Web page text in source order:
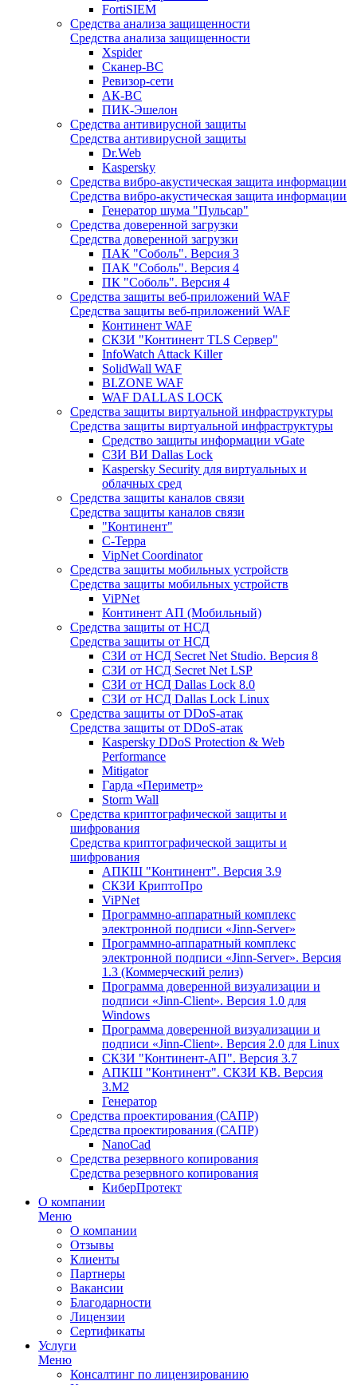
FortiSIEM
Средства анализа защищенности
Средства анализа защищенности
Xspider
Сканер-ВС
Ревизор-сети
АК-ВС
ПИК-Эшелон
Средства антивирусной защиты
Средства антивирусной защиты
Dr.Web
Kaspersky
Средства вибро-акустическая защита информации
Средства вибро-акустическая защита информации
Генератор шума "Пульсар"
Средства доверенной загрузки
Средства доверенной загрузки
ПАК "Соболь". Версия 3
ПАК "Соболь". Версия 4
ПК "Соболь". Версия 4
Средства защиты веб-приложений WAF
Средства защиты веб-приложений WAF
Континент WAF
СКЗИ "Континент TLS Сервер"
InfoWatch Attack Killer
SolidWall WAF
BI.ZONE WAF
WAF DALLAS LOCK
Средства защиты виртуальной инфраструктуры
Средства защиты виртуальной инфраструктуры
Средство защиты информации vGate
СЗИ ВИ Dallas Lock
Kaspersky Security для виртуальных и
облачных сред
Средства защиты каналов связи
Средства защиты каналов связи
"Континент"
С-Терра
VipNet Coordinator
Средства защиты мобильных устройств
Средства защиты мобильных устройств
ViPNet
Континент АП (Мобильный)
Средства защиты от НСД
Средства защиты от НСД
СЗИ от НСД Secret Net Studio. Версия 8
СЗИ от НСД Secret Net LSP
СЗИ от НСД Dallas Lock 8.0
СЗИ от НСД Dallas Lock Linux
Средства защиты от DDoS-атак
Средства защиты от DDoS-атак
Kaspersky DDoS Protection & Web
Performance
Mitigator
Гарда «Периметр»
Storm Wall
Средства криптографической защиты и
шифрования
Средства криптографической защиты и
шифрования
АПКШ "Континент". Версия 3.9
СКЗИ КриптоПро
ViPNet
Программно-аппаратный комплекс
электронной подписи «Jinn-Server»
Программно-аппаратный комплекс
электронной подписи «Jinn-Server». Версия
1.3 (Коммерческий релиз)
Программа доверенной визуализации и
подписи «Jinn-Client». Версия 1.0 для
Windows
Программа доверенной визуализации и
подписи «Jinn-Client». Версия 2.0 для Linux
СКЗИ "Континент-АП". Версия 3.7
АПКШ "Континент". СКЗИ КВ. Версия
3.М2
Генератор
Средства проектирования (САПР)
Средства проектирования (САПР)
NanoCad
Средства резервного копирования
Средства резервного копирования
КиберПротект
О компании
Меню
О компании
Отзывы
Клиенты
Партнеры
Вакансии
Благодарности
Лицензии
Сертификаты
Услуги
Меню
Консалтинг по лицензированию